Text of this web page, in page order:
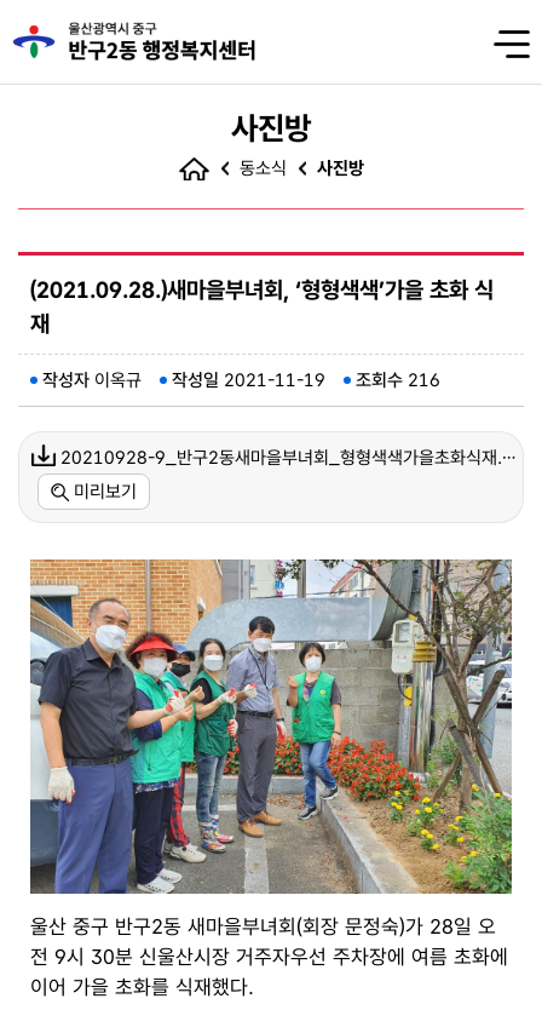
사진방
동소식 사진방
(2021.09.28.)새마을부녀회, ‘형형색색’가을 초화 식
재
작성자 이옥규 작성일 2021-11-19 조회수 216
20210928-9_반구2동새마을부녀회_형형색색가을초화식재.jpg(848 kb)
미리보기
울산 중구 반구2동 새마을부녀회(회장 문정숙)가 28일 오
전 9시 30분 신울산시장 거주자우선 주차장에 여름 초화에
이어 가을 초화를 식재했다.